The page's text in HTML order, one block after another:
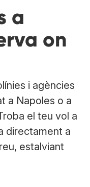
a
on
i agències
a Napoles o a
el teu vol a
directament a
estalviant